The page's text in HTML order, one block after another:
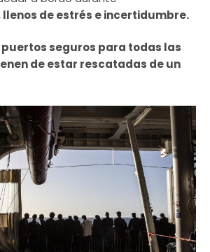
llenos de estrés e incertidumbre.
puertos seguros para todas las
de estar rescatadas de un